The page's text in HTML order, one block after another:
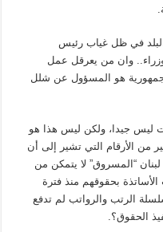
البلد في ظل غياب رئيس
وان من يعرقل عمل
هو المسؤول عن شلل
ليس جيدا، ولكن ليس هذا هو
من الأرقام التي تشير إلى أن
“المسروق” لا يتمكن من
بحقوقهم منذ فترة
الرتب والرواتب لم تدفع
الحقوق؟.